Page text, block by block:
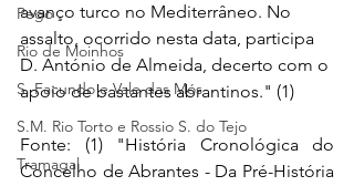
Pego
Rio de Moinhos
S. Facundo e Vale das Mós
S.M. Rio Torto e Rossio S. do Tejo
Tramagal
avanço turco no Mediterrâneo. No
assalto, ocorrido nesta data, participa
D. António de Almeida, decerto com o
apoio de bastantes abrantinos." (1)
Fonte: (1) "História Cronológica do
Concelho de Abrantes - Da Pré-História